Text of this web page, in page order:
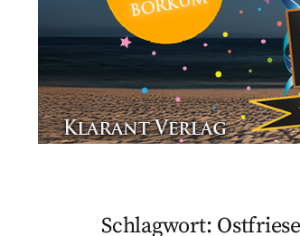
Schlagwort: